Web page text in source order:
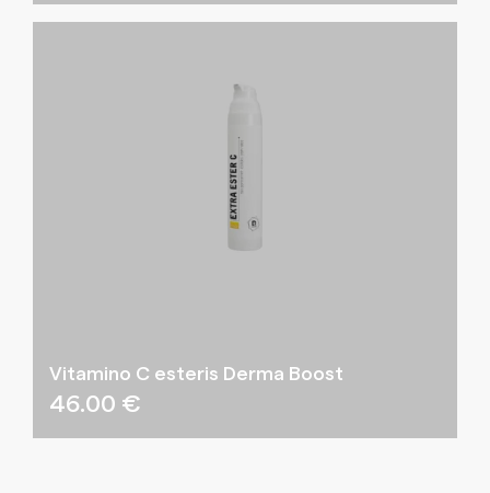
Vitamino C esteris Derma Boost
46.00 €